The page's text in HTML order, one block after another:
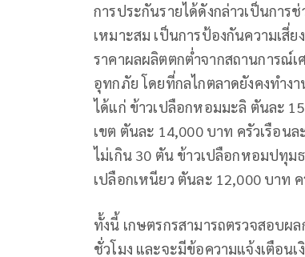
การประกันรายได้ดังกล่าวเป็นกา
เหมาะสม เป็นการป้องกันความเ
ราคาผลผลิตตกต่ำจากสถานการณ์เ
อุทกภัย โดยที่กลไกตลาดยังคงทำง
ได้แก่ ข้าวเปลือกหอมมะลิ ตันละ
เขต ตันละ 14,000 บาท ครัวเรือน
ไม่เกิน 30 ตัน ข้าวเปลือกหอมปทุม
เปลือกเหนียว ตันละ 12,000 บาท
ทั้งนี้ เกษตรกรสามารถตรวจสอบผ
ชั่วโมง และจะมีข้อความแจ้งเตือน